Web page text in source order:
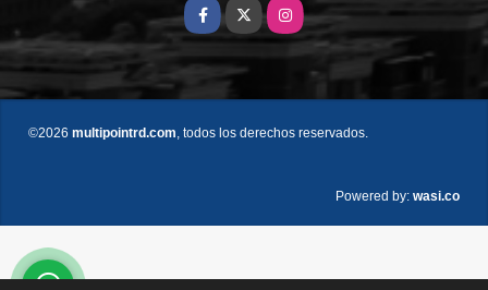
Facebook
X Instagram
©2026 multipointrd.com, todos los derechos reservados.
Powered by: wasi.co